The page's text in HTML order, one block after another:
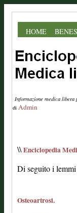
HOME
Informazione medica libera
di Admin
\\Enciclopedia
Di seguito i
Osteoartrosi.